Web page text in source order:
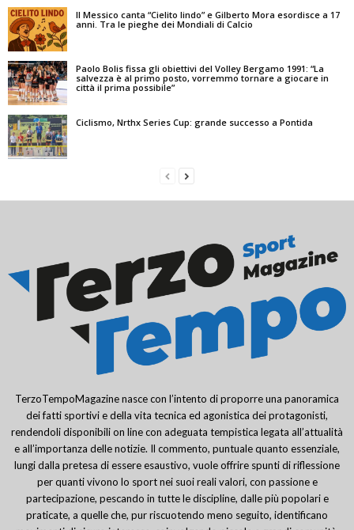
Il Messico canta “Cielito lindo” e Gilberto Mora esordisce a 17
anni. Tra le pieghe dei Mondiali di Calcio
Paolo Bolis fissa gli obiettivi del Volley Bergamo 1991: “La
salvezza è al primo posto, vorremmo tornare a giocare in
città il prima possibile”
Ciclismo, Nrthx Series Cup: grande successo a Pontida
TerzoTempoMagazine nasce con l’intento di proporre una panoramica
dei fatti sportivi e della vita tecnica ed agonistica dei protagonisti,
rendendoli disponibili on line con adeguata tempistica legata all’attualità
e all’importanza delle notizie. Il commento, puntuale quanto essenziale,
lungi dalla pretesa di essere esaustivo, vuole offrire spunti di riflessione
per quanti vivono lo sport nei suoi reali valori, con passione e
partecipazione, pescando in tutte le discipline, dalle più popolari e
praticate, a quelle che, pur riscuotendo meno seguito, identificano